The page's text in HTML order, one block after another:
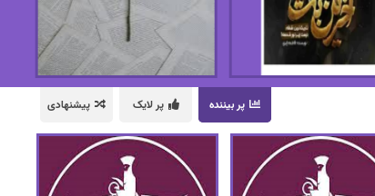
پر بیننده پر لایک پیشنهادی